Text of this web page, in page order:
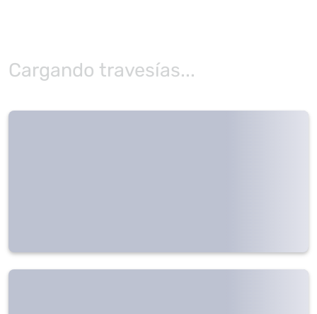
Cargando travesías...